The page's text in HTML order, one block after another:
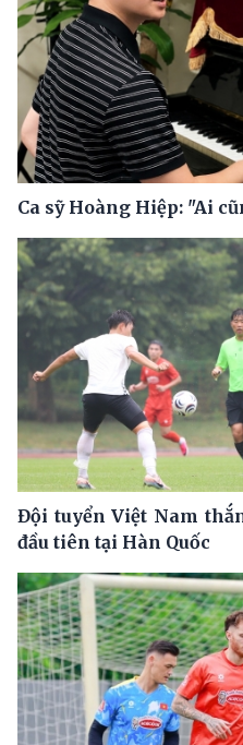
Ca sỹ Hoàng Hiệp: "Ai
Đội tuyển Việt Nam
đầu tiên tại Hàn Quốc